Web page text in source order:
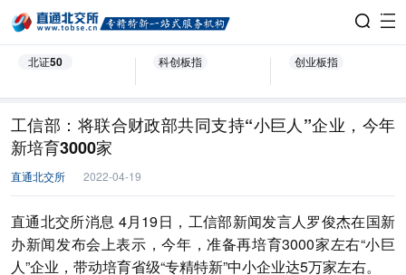
北证50 科创板指 创业板指
工信部：将联合财政部共同支持“小巨人”企业，今年
新培育3000家
直通北交所 2022-04-19
直通北交所消息 4月19日，工信部新闻发言人罗俊杰在国新
办新闻发布会上表示，今年，准备再培育3000家左右“小巨
人”企业，带动培育省级“专精特新”中小企业达5万家左右。